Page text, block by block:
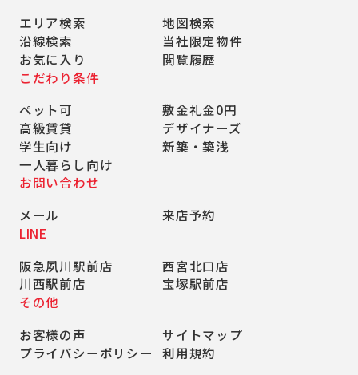
エリア検索
地図検索
沿線検索
当社限定物件
お気に入り
閲覧履歴
こだわり条件
ペット可
敷金礼金0円
高級賃貸
デザイナーズ
学生向け
新築・築浅
一人暮らし向け
お問い合わせ
メール
来店予約
LINE
阪急夙川駅前店
西宮北口店
川西駅前店
宝塚駅前店
その他
お客様の声
サイトマップ
プライバシーポリシー
利用規約